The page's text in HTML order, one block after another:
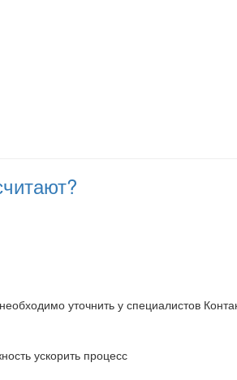
уточнить у специалистов
ускорить процесс